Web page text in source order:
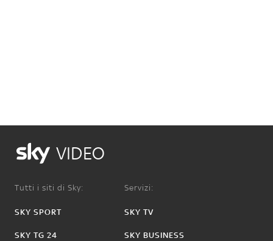
VIDEO
Tutti i siti di Sky:
SKY SPORT
SKY TG 24
Servizi:
SKY TV
SKY BUSINESS